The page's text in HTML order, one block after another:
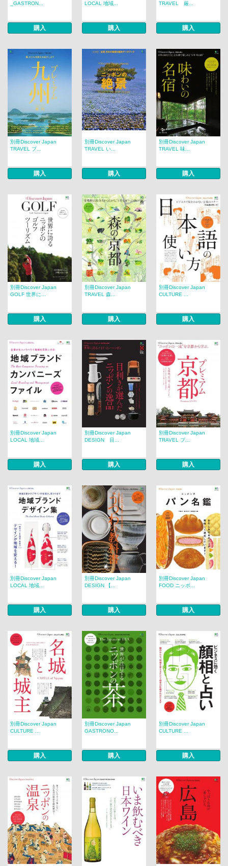
_GASTRON...
購入
LOCAL 地域...
購入
TRAVEL 厳...
購入
別冊Discover Japan
TRAVEL プ...
購入
別冊Discover Japan
TRAVEL い...
購入
別冊Discover Japan
TRAVEL 味...
購入
別冊Discover Japan
GOLF 世界に...
購入
別冊Discover Japan
TRAVEL 森...
購入
別冊Discover Japan
CULTURE ...
購入
別冊Discover Japan
LOCAL 地域...
購入
別冊Discover Japan
DESIGN 目...
購入
別冊Discover Japan
TRAVEL プ...
購入
別冊Discover Japan
LOCAL 地域...
購入
別冊Discover Japan
DESIGN 【...
購入
別冊Discover Japan
FOOD ニッポ...
購入
別冊Discover Japan
CULTURE ...
購入
別冊Discover Japan
GASTRONO...
購入
別冊Discover Japan
CULTURE ...
購入